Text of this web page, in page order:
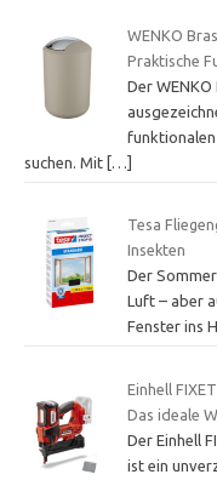
WENKO
Praktische
Der
suchen. Mit […]
Tesa
Insekten
Der
Luft – aber
Fenster ins
Einhell
Das ideale
Der Einhell
ist ein